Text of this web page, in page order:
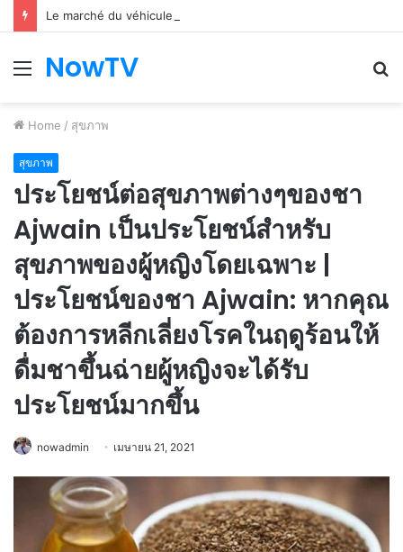
Le marché du véhicule d’occasion en plein essor
Menu
NowTV
Home / สุขภาพ
สุขภาพ
ประโยชน์ต่อสุขภาพต่างๆของชา
Ajwain เป็นประโยชน์สำหรับ
สุขภาพของผู้หญิงโดยเฉพาะ |
ประโยชน์ของชา Ajwain: หากคุณ
ต้องการหลีกเลี่ยงโรคในฤดูร้อนให้
ดื่มชาขึ้นฉ่ายผู้หญิงจะได้รับ
ประโยชน์มากขึ้น
nowadmin เมษายน 21, 2021